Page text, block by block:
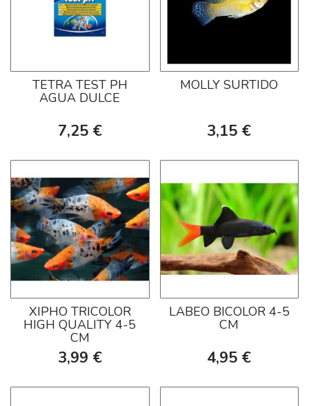
TETRA TEST PH
AGUA DULCE
7,25 €
MOLLY SURTIDO
3,15 €
XIPHO TRICOLOR
HIGH QUALITY 4-5
CM
3,99 €
LABEO BICOLOR 4-5
CM
4,95 €